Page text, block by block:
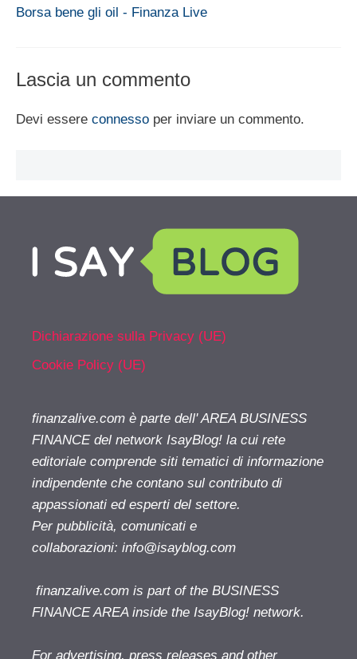
Borsa bene gli oil - Finanza Live
Lascia un commento
Devi essere connesso per inviare un commento.
Dichiarazione sulla Privacy (UE)
Cookie Policy (UE)
finanzalive.com è parte dell' AREA BUSINESS
FINANCE del network IsayBlog! la cui rete
editoriale comprende siti tematici di informazione
indipendente che contano sul contributo di
appassionati ed esperti del settore.
Per pubblicità, comunicati e
collaborazioni: info@isayblog.com
finanzalive.com is part of the BUSINESS
FINANCE AREA inside the IsayBlog! network.
For advertising, press releases and other